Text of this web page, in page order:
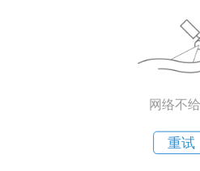
网络不
重试